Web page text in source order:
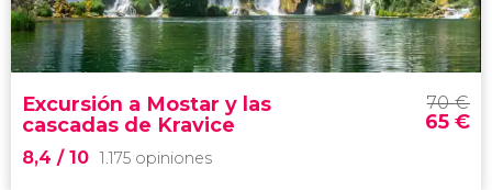
Costa
Dálmata
Patrimonio de
la Humanidad
Excursión a Mostar y las
cascadas de Kravice
8,4 / 10 1.175 opiniones
70€
65 €